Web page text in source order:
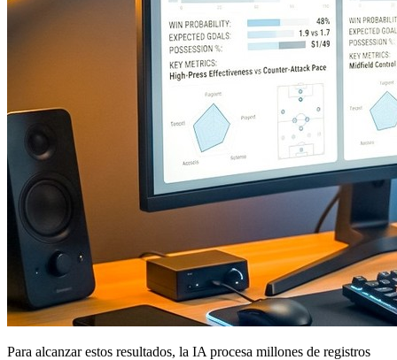
Para alcanzar estos resultados, la IA procesa millones de registros